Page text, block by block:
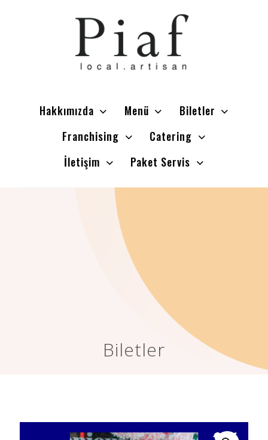
Hakkımızda Menü
Biletler
Franchising
Catering
İletişim
Paket Servis
Biletler